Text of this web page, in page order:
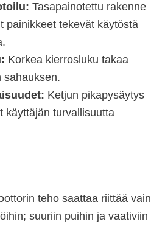
Tasapainotettu rakenne
painikkeet tekevät käytöstä
Korkea kierrosluku takaa
sahauksen.
Ketjun pikapysäytys
käyttäjän turvallisuutta
teho saattaa riittää vain
suuriin puihin ja vaativiin